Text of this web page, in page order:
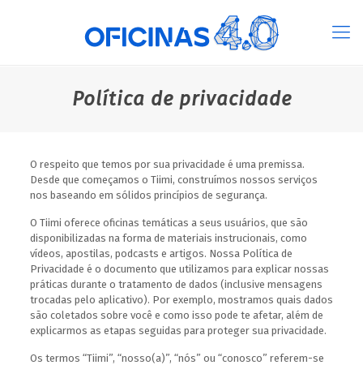
Política de privacidade
O respeito que temos por sua privacidade é uma premissa.
Desde que começamos o Tiimi, construímos nossos serviços
nos baseando em sólidos princípios de segurança.
O Tiimi oferece oficinas temáticas a seus usuários, que são
disponibilizadas na forma de materiais instrucionais, como
vídeos, apostilas, podcasts e artigos. Nossa Política de
Privacidade é o documento que utilizamos para explicar nossas
práticas durante o tratamento de dados (inclusive mensagens
trocadas pelo aplicativo). Por exemplo, mostramos quais dados
são coletados sobre você e como isso pode te afetar, além de
explicarmos as etapas seguidas para proteger sua privacidade.
Os termos “Tiimi”, “nosso(a)”, “nós” ou “conosco” referem-se